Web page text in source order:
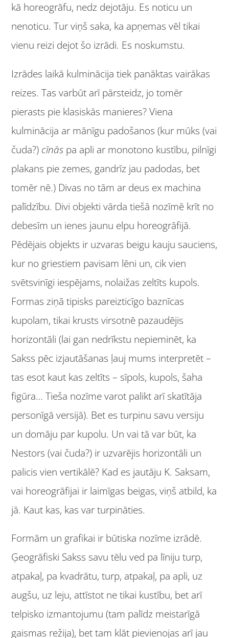
kā horeogrāfu, nedz dejotāju. Es noticu un
nenoticu. Tur viņš saka, ka apņemas vēl tikai
vienu reizi dejot šo izrādi. Es noskumstu.
Izrādes laikā kulminācija tiek panāktas vairākas
reizes. Tas varbūt arī pārsteidz, jo tomēr
pierasts pie klasiskās manieres? Viena
kulminācija ar mānīgu padošanos (kur mūks (vai
čuda?) cīnās pa apli ar monotono kustību, pilnīgi
plakans pie zemes, gandrīz jau padodas, bet
tomēr nē.) Divas no tām ar deus ex machina
palīdzību. Divi objekti vārda tiešā nozīmē krīt no
debesīm un ienes jaunu elpu horeogrāfijā.
Pēdējais objekts ir uzvaras beigu kauju sauciens,
kur no griestiem pavisam lēni un, cik vien
svētsvinīgi iespējams, nolaižas zeltīts kupols.
Formas ziņā tipisks pareizticīgo baznīcas
kupolam, tikai krusts virsotnē pazaudējis
horizontāli (lai gan nedrīkstu nepieminēt, ka
Sakss pēc izjautāšanas ļauj mums interpretēt –
tas esot kaut kas zeltīts – sīpols, kupols, šaha
figūra… Tieša nozīme varot palikt arī skatītāja
personīgā versijā). Bet es turpinu savu versiju
un domāju par kupolu. Un vai tā var būt, ka
Nestors (vai čuda?) ir uzvarējis horizontāli un
palicis vien vertikālē? Kad es jautāju K. Saksam,
vai horeogrāfijai ir laimīgas beigas, viņš atbild, ka
jā. Kaut kas, kas var turpināties.
Formām un grafikai ir būtiska nozīme izrādē.
Ģeogrāfiski Sakss savu tēlu ved pa līniju turp,
atpakaļ, pa kvadrātu, turp, atpakaļ, pa apli, uz
augšu, uz leju, attīstot ne tikai kustību, bet arī
telpisko izmantojumu (tam palīdz meistarīgā
gaismas režija), bet tam klāt pievienojas arī jau